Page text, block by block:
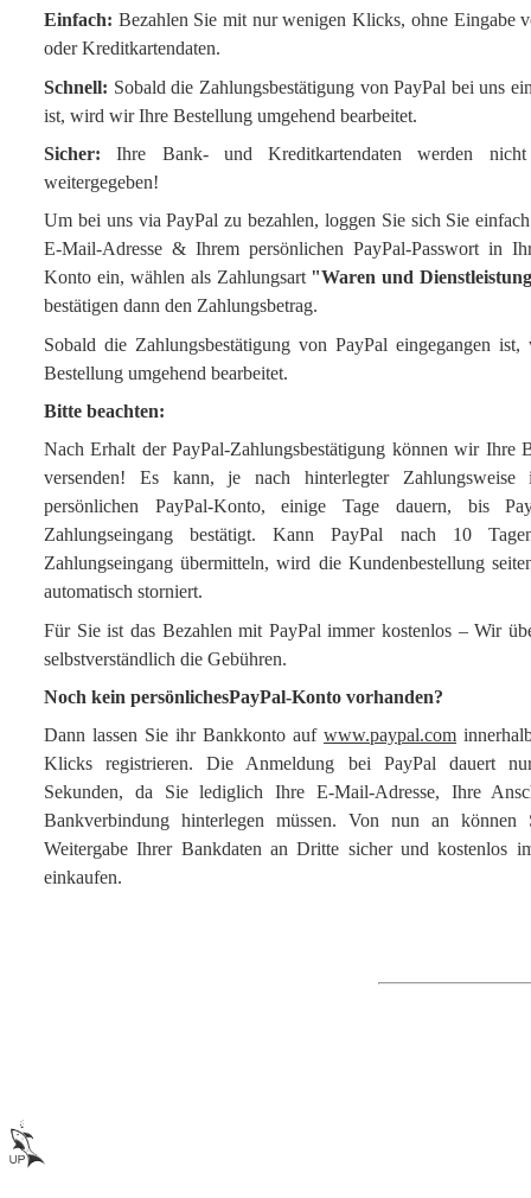
Einfach: Bezahlen Sie mit nur wenigen Klicks, ohne Eingabe
oder Kreditkartendaten.
Schnell: Sobald die Zahlungsbestätigung von PayPal bei uns
ist, wird wir Ihre Bestellung umgehend bearbeitet.
Sicher: Ihre Bank- und Kreditkartendaten werden
weitergegeben!
Um bei uns via PayPal zu bezahlen, loggen Sie sich Sie
E-Mail-Adresse & Ihrem persönlichen PayPal-Passwort in
Konto ein, wählen als Zahlungsart "Waren und
bestätigen dann den Zahlungsbetrag.
Sobald die Zahlungsbestätigung von PayPal eingegangen
Bestellung umgehend bearbeitet.
Bitte beachten:
Nach Erhalt der PayPal-Zahlungsbestätigung können wir Ihre
versenden! Es kann, je nach hinterlegter Zahlungsweise
persönlichen PayPal-Konto, einige Tage dauern, bis
Zahlungseingang bestätigt. Kann PayPal nach 10
Zahlungseingang übermitteln, wird die Kundenbestellung
automatisch storniert.
Für Sie ist das Bezahlen mit PayPal immer kostenlos – Wir
selbstverständlich die Gebühren.
Noch kein persönlichesPayPal-Konto vorhanden?
Dann lassen Sie ihr Bankkonto auf www.paypal.com
Klicks registrieren. Die Anmeldung bei PayPal dauert
Sekunden, da Sie lediglich Ihre E-Mail-Adresse, Ihre
Bankverbindung hinterlegen müssen. Von nun an können
Weitergabe Ihrer Bankdaten an Dritte sicher und kostenlos
einkaufen.